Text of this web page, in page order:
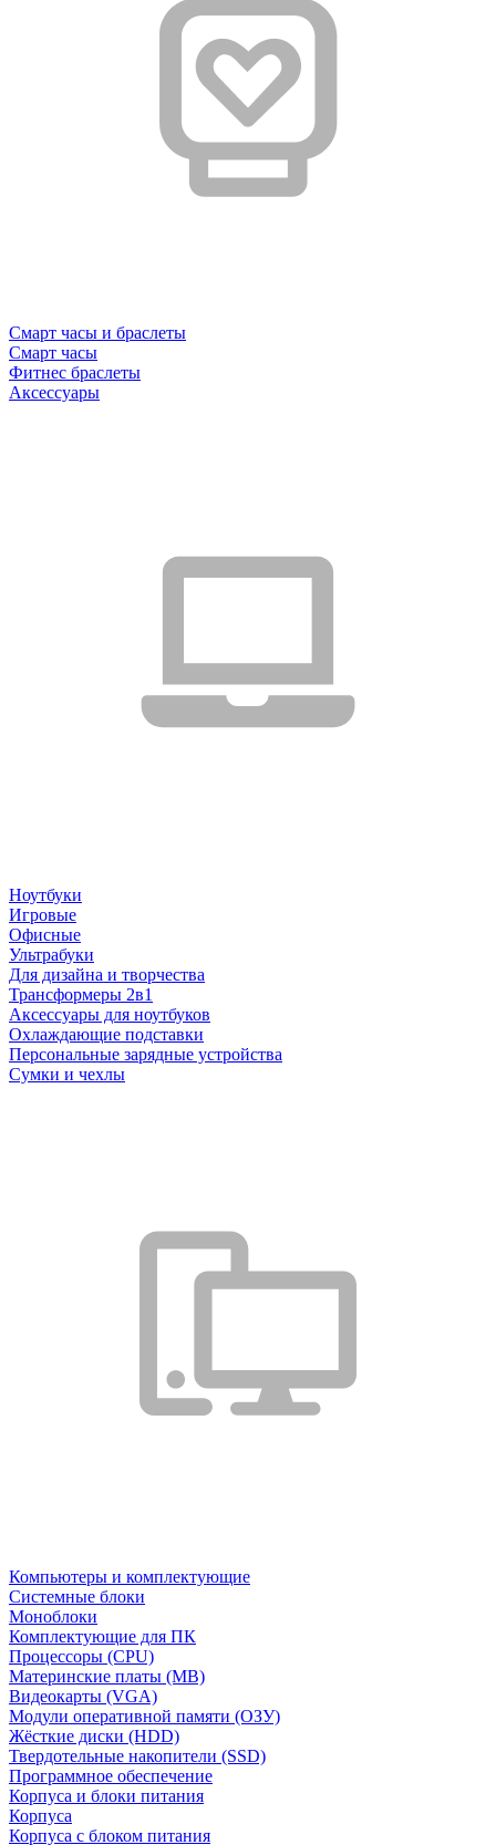
Смарт часы и браслеты
Смарт часы
Фитнес браслеты
Аксессуары
Ноутбуки
Игровые
Офисные
Ультрабуки
Для дизайна и творчества
Трансформеры 2в1
Аксессуары для ноутбуков
Охлаждающие подставки
Персональные зарядные устройства
Сумки и чехлы
Компьютеры и комплектующие
Системные блоки
Моноблоки
Комплектующие для ПК
Процессоры (CPU)
Материнские платы (MB)
Видеокарты (VGA)
Модули оперативной памяти (ОЗУ)
Жёсткие диски (HDD)
Твердотельные накопители (SSD)
Программное обеспечение
Корпуса и блоки питания
Корпуса
Корпуса с блоком питания